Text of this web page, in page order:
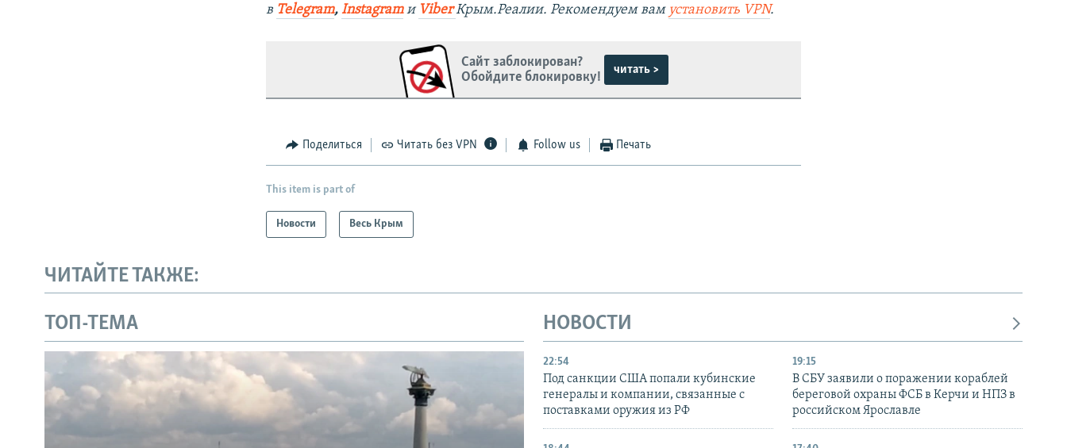
в Telegram,Instagramи ViberКрым.Реалии. Рекомендуем вам установить VPN.
Сайт заблокирован?
Обойдите блокировку!
читать >
Поделиться Читать без VPN Follow us Печать
This item is part of
Новости Весь Крым
ЧИТАЙТЕ ТАКЖЕ:
ТОП-ТЕМА НОВОСТИ
22:54
Под санкции США попали кубинские
генералы и компании, связанные с
поставками оружия из РФ
19:15
В СБУ заявили о поражении кораблей
береговой охраны ФСБ в Керчи и НПЗ в
российском Ярославле